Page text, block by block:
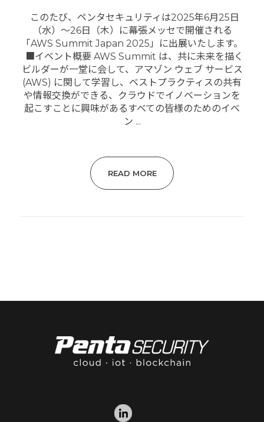
このたび、ペンタセキュリティは2025年6月25日
（水）～26日（木）に幕張メッセで開催される
「AWS Summit Japan 2025」に出展いたします。
■イベント概要 AWS Summit は、共に未来を描く
ビルダーが一堂に会して、アマゾン ウェブ サービス
(AWS) に関して学習し、ベストプラクティスの共有
や情報交換ができる、クラウドでイノベーションを
起こすことに興味があるすべての皆様のためのイベ
ン ...
READ MORE